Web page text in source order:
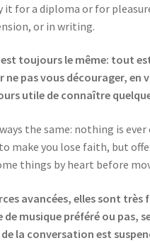
it for a diploma or for
or in writing.
toujours le même: tout
pas vous décourager,
utile de connaître
the same: nothing is
make you lose faith, but
things by heart before
avancées, elles sont
de musique préféré ou
la conversation est